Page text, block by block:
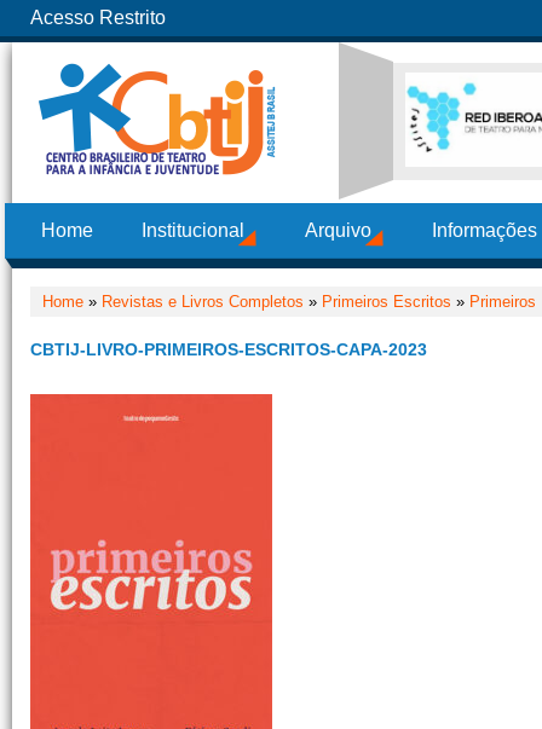
Acesso Restrito
Home Institucional Arquivo
Home » Revistas e Livros Completos » Primeiros Escritos »
CBTIJ-LIVRO-PRIMEIROS-ESCRITOS-CAPA-2023